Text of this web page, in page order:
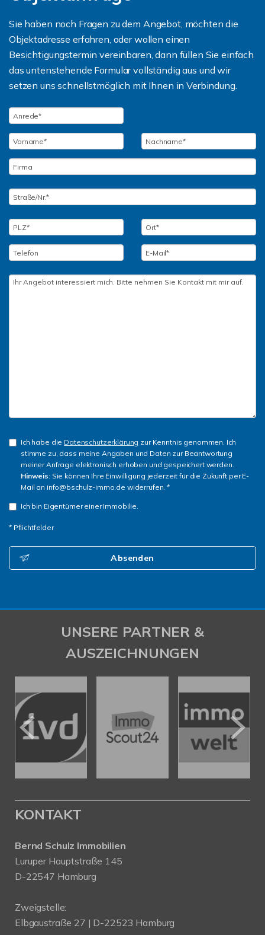
Sie haben noch Fragen zu dem Angebot, möchten die
Objektadresse erfahren, oder wollen einen
Besichtigungstermin vereinbaren, dann füllen Sie einfach
das untenstehende Formular vollständig aus und wir
setzen uns schnellstmöglich mit Ihnen in Verbindung.
Ich habe die Datenschutzerklärung zur Kenntnis genommen. Ich
stimme zu, dass meine Angaben und Daten zur Beantwortung
meiner Anfrage elektronisch erhoben und gespeichert werden.
Hinweis: Sie können Ihre Einwilligung jederzeit für die Zukunft per E-
Mail an info@bschulz-immo.de widerrufen. *
Ich bin Eigentümer einer Immobilie.
* Pflichtfelder
Absenden
UNSERE PARTNER &
AUSZEICHNUNGEN
KONTAKT
Bernd Schulz Immobilien
Luruper Hauptstraße 145
D-22547 Hamburg
Zweigstelle:
Elbgaustraße 27 | D-22523 Hamburg